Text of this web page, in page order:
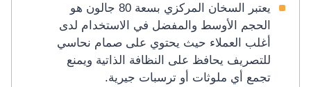
يعتبر السخان المركزي بسعة 80 جالون هو
الحجم الأوسط والمفضل في الاستخدام لدى
أغلب العملاء حيث يحتوي على صمام نحاسي
للتصريف يحافظ على النظافة الذاتية ويمنع
تجمع أي ملوثات أو ترسبات جيرية.